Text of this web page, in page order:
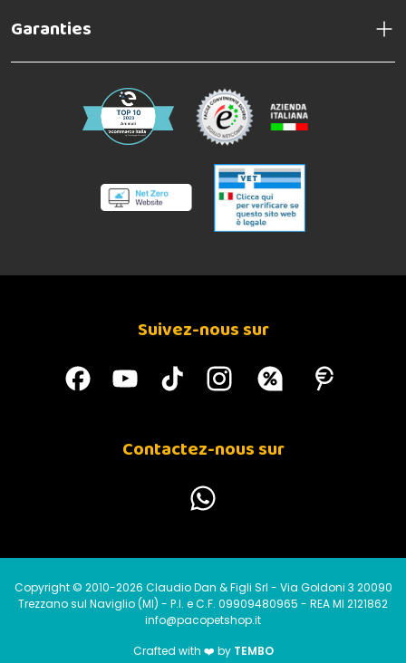
Garanties
Suivez-nous sur
Contactez-nous sur
Copyright © 2010-2026 Claudio Dan & Figli Srl - Via Goldoni 3 20090
Trezzano sul Naviglio (MI) - P.I. e C.F. 09909480965 - REA MI 2121862
info@pacopetshop.it
Crafted with ❤️ by TEMBO